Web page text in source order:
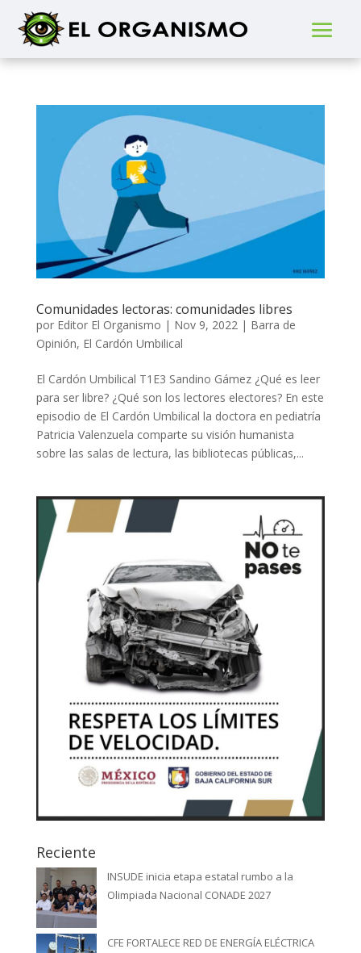
Comunidades lectoras: comunidades libres
por Editor El Organismo | Nov 9, 2022| Barra de
Opinión, El Cardón Umbilical
El Cardón Umbilical T1E3 Sandino Gámez ¿Qué es leer
para ser libre? ¿Qué son los lectores electores? En este
episodio de El Cardón Umbilical la doctora en pediatría
Patricia Valenzuela comparte su visión humanista
sobre las salas de lectura, las bibliotecas públicas,...
Reciente
INSUDE inicia etapa estatal rumbo a la
Olimpiada Nacional CONADE 2027
CFE FORTALECE RED DE ENERGÍA ELÉCTRICA